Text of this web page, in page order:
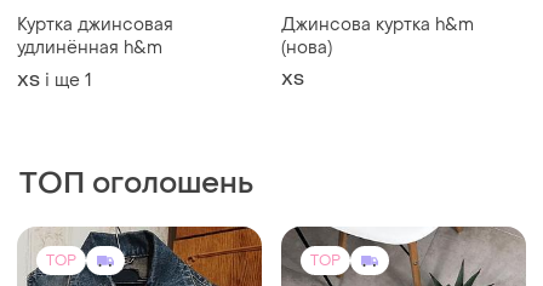
ТОП оголошень